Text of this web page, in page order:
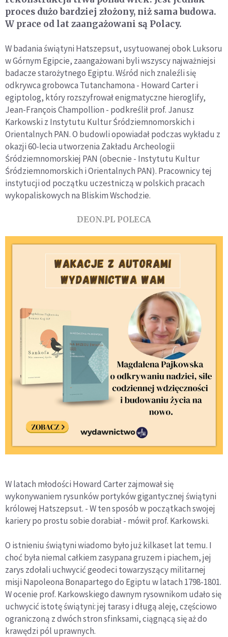
proces dużo bardziej złożony, niż sama budowa.
W prace od lat zaangażowani są Polacy.
W badania świątyni Hatszepsut, usytuowanej obok Luksoru
w Górnym Egipcie, zaangażowani byli wszyscy najważniejsi
badacze starożytnego Egiptu. Wśród nich znaleźli się
odkrywca grobowca Tutanchamona - Howard Carter i
egiptolog, który rozszyfrował enigmatyczne hieroglify,
Jean-François Champollion - podkreślił prof. Janusz
Karkowski z Instytutu Kultur Śródziemnomorskich i
Orientalnych PAN. O budowli opowiadał podczas wykładu z
okazji 60-lecia utworzenia Zakładu Archeologii
Śródziemnomorskiej PAN (obecnie - Instytutu Kultur
Śródziemnomorskich i Orientalnych PAN). Pracownicy tej
instytucji od początku uczestniczą w polskich pracach
wykopaliskowych na Bliskim Wschodzie.
DEON.PL POLECA
W latach młodości Howard Carter zajmował się
wykonywaniem rysunków portyków gigantycznej świątyni
królowej Hatszepsut. - W ten sposób w początkach swojej
kariery po prostu sobie dorabiał - mówił prof. Karkowski.
O istnieniu świątyni wiadomo było już kilkaset lat temu. I
choć była niemal całkiem zasypana gruzem i piachem, jej
zarys zdołali uchwycić geodeci towarzyszący militarnej
misji Napoleona Bonapartego do Egiptu w latach 1798-1801.
W ocenie prof. Karkowskiego dawnym rysownikom udało się
uchwycić istotę świątyni: jej tarasy i długą aleję, częściowo
ograniczoną z dwóch stron sfinksami, ciągnącą się aż do
krawędzi pól uprawnych.